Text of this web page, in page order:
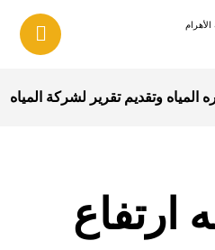
المياه وتقديم تقرير لشركة المياه